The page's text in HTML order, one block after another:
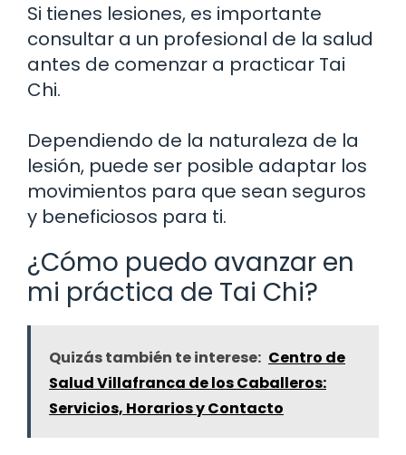
Si tienes lesiones, es importante
consultar a un profesional de la salud
antes de comenzar a practicar Tai
Chi.
Dependiendo de la naturaleza de la
lesión, puede ser posible adaptar los
movimientos para que sean seguros
y beneficiosos para ti.
¿Cómo puedo avanzar en
mi práctica de Tai Chi?
Quizás también te interese: Centro de
Salud Villafranca de los Caballeros:
Servicios, Horarios y Contacto